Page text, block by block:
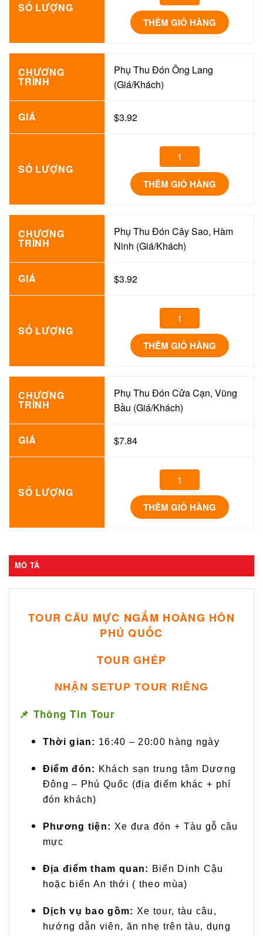
SỐ LƯỢNG
THÊM GIỎ HÀNG
CHƯƠNG
TRÌNH
Phụ Thu Đón Ông Lang
(Giá/Khách)
GIÁ $3.92
SỐ LƯỢNG
THÊM GIỎ HÀNG
CHƯƠNG
TRÌNH
Phụ Thu Đón Cây Sao, Hàm
Ninh (Giá/Khách)
GIÁ $3.92
SỐ LƯỢNG
THÊM GIỎ HÀNG
CHƯƠNG
TRÌNH
Phụ Thu Đón Cửa Cạn, Vũng
Bầu (Giá/Khách)
GIÁ $7.84
SỐ LƯỢNG
THÊM GIỎ HÀNG
MÔ TẢ
TOUR CÂU MỰC NGẮM HOÀNG HÔN
PHÚ QUỐC
TOUR GHÉP
NHẬN SETUP TOUR RIÊNG
📌 Thông Tin Tour
Thời gian: 16:40 – 20:00 hàng ngày
Điểm đón: Khách sạn trung tâm Dương
Đông – Phú Quốc (địa điểm khác + phí
đón khách)
Phương tiện: Xe đưa đón + Tàu gỗ câu
mực
Địa điểm tham quan: Biển Dinh Cậu
hoặc biển An thới ( theo mùa)
Dịch vụ bao gồm: Xe tour, tàu câu,
hướng dẫn viên, ăn nhẹ trên tàu, dụng